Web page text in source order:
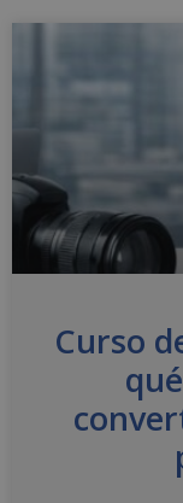
Curso